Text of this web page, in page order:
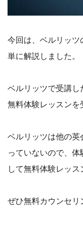
今回は、ベルリッ
単に解説しました。
ベルリッツで受講
無料体験レッスンを
ベルリッツは他の
っていないので、
して無料体験レッス
ぜひ無料カウンセリ